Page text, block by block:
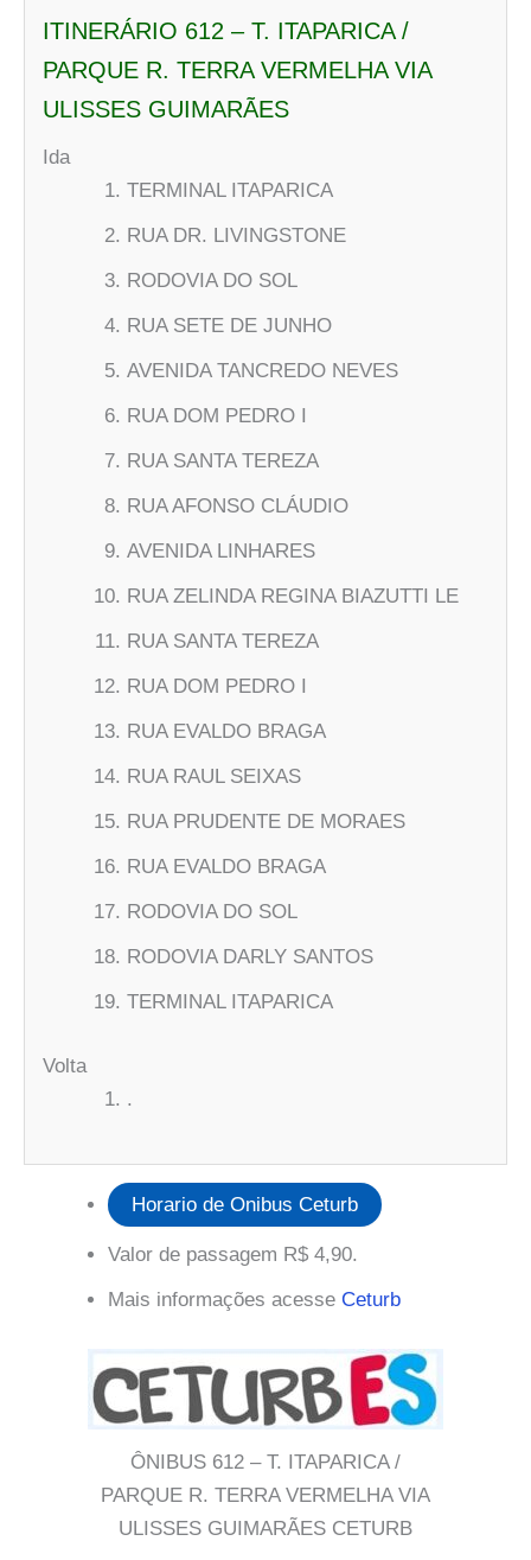
ITINERÁRIO 612 – T. ITAPARICA /
PARQUE R. TERRA VERMELHA VIA
ULISSES GUIMARÃES
Ida
TERMINAL ITAPARICA
RUA DR. LIVINGSTONE
RODOVIA DO SOL
RUA SETE DE JUNHO
AVENIDA TANCREDO NEVES
RUA DOM PEDRO I
RUA SANTA TEREZA
RUA AFONSO CLÁUDIO
AVENIDA LINHARES
RUA ZELINDA REGINA BIAZUTTI LE
RUA SANTA TEREZA
RUA DOM PEDRO I
RUA EVALDO BRAGA
RUA RAUL SEIXAS
RUA PRUDENTE DE MORAES
RUA EVALDO BRAGA
RODOVIA DO SOL
RODOVIA DARLY SANTOS
TERMINAL ITAPARICA
Volta
.
Horario de Onibus Ceturb
Valor de passagem R$ 4,90.
Mais informações acesse Ceturb
ÔNIBUS 612 – T. ITAPARICA /
PARQUE R. TERRA VERMELHA VIA
ULISSES GUIMARÃES CETURB